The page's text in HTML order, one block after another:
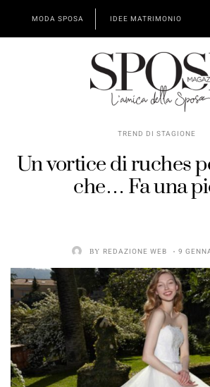
MODA SPOSA IDEE MATRIMONIO
TREND DI STAGIONE
Un vortice di ruches
che… Fa una
BY REDAZIONE WEB 9